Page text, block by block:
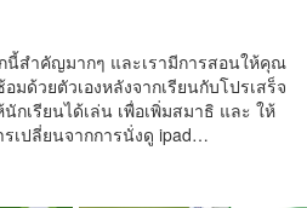
นี้สำคัญมากๆ และเรามีการสอนให้คุณ
มด้วยตัวเองหลังจากเรียนกับโปรเสร็จ
กเรียนได้เล่น เพื่อเพิ่มสมาธิ และ ให้
เปลี่ยนจากการนั่งดู ipad…